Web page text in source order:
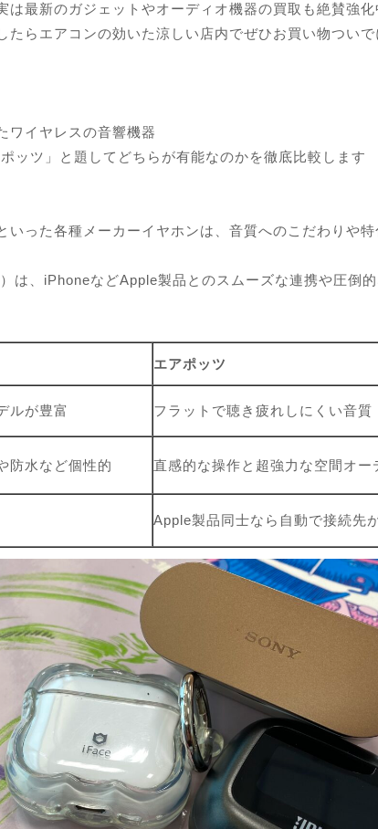
は最新のガジェットやオーディオ機器の買取も絶賛強化
たらエアコンの効いた涼しい店内でぜひお買い物ついで
ワイヤレスの音響機器
ッツ」と題してどちらが有能なのかを徹底比較します
いった各種メーカーイヤホンは、音質へのこだわりや
は、iPhoneなどApple製品とのスムーズな連携や圧倒的
エアポッツ
ルが豊富 フラットで聴き疲れしにくい音質
防水など個性的 直感的な操作と超強力な空間オー
Apple製品同士なら自動で接続先